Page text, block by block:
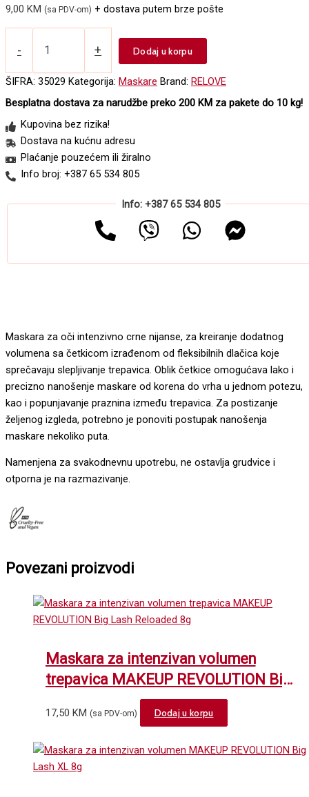
9,00 KM (sa PDV-om) + dostava putem brze pošte
-
Maskara
trepavica
RELOVE
Power
Volume
7ml
količina
+ Dodaj u korpu
ŠIFRA: 35029 Kategorija: Maskare Brand: RELOVE
Besplatna dostava za narudžbe preko 200 KM za pakete do 10 kg!
Kupovina bez rizika!
Dostava na kućnu adresu
Plaćanje pouzećem ili žiralno
Info broj: +387 65 534 805
Info: +387 65 534 805
Maskara za oči intenzivno crne nijanse, za kreiranje dodatnog
volumena sa četkicom izrađenom od fleksibilnih dlačica koje
sprečavaju slepljivanje trepavica. Oblik četkice omogućava lako i
precizno nanošenje maskare od korena do vrha u jednom potezu,
kao i popunjavanje praznina između trepavica. Za postizanje
željenog izgleda, potrebno je ponoviti postupak nanošenja
maskare nekoliko puta.
Namenjena za svakodnevnu upotrebu, ne ostavlja grudvice i
otporna je na razmazivanje.
Povezani proizvodi
Maskara za intenzivan volumen
trepavica MAKEUP REVOLUTION Big
Lash Reloaded 8g
17,50 KM (sa PDV-om) Dodaj u korpu